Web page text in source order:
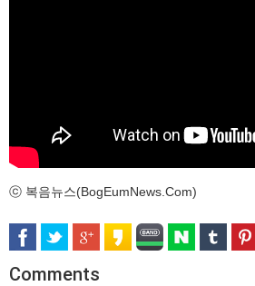
ⓒ 복음뉴스(BogEumNews.Com)
Comments